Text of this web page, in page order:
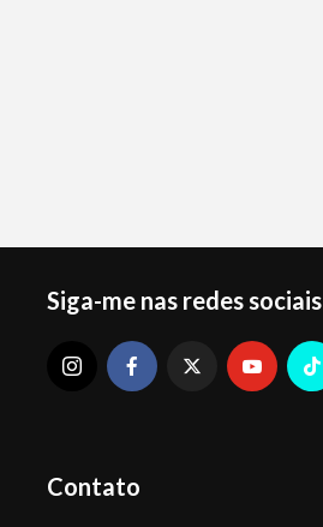
Siga-me nas redes sociais
Contato